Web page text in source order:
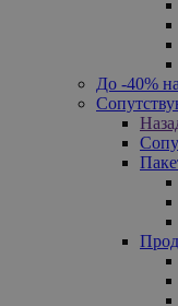
До -40%